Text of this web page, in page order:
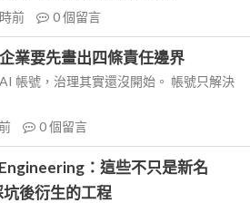
前 0個留言
業要先畫出四條責任邊界
帳號，治理其實還沒開始。 帳號只解決
0個留言
：這些不只是新名
後衍生的工程